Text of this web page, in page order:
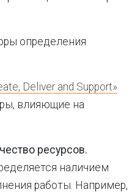
определения
Deliver and Support»
влияющие на
ресурсов.
наличием
работы. Например,